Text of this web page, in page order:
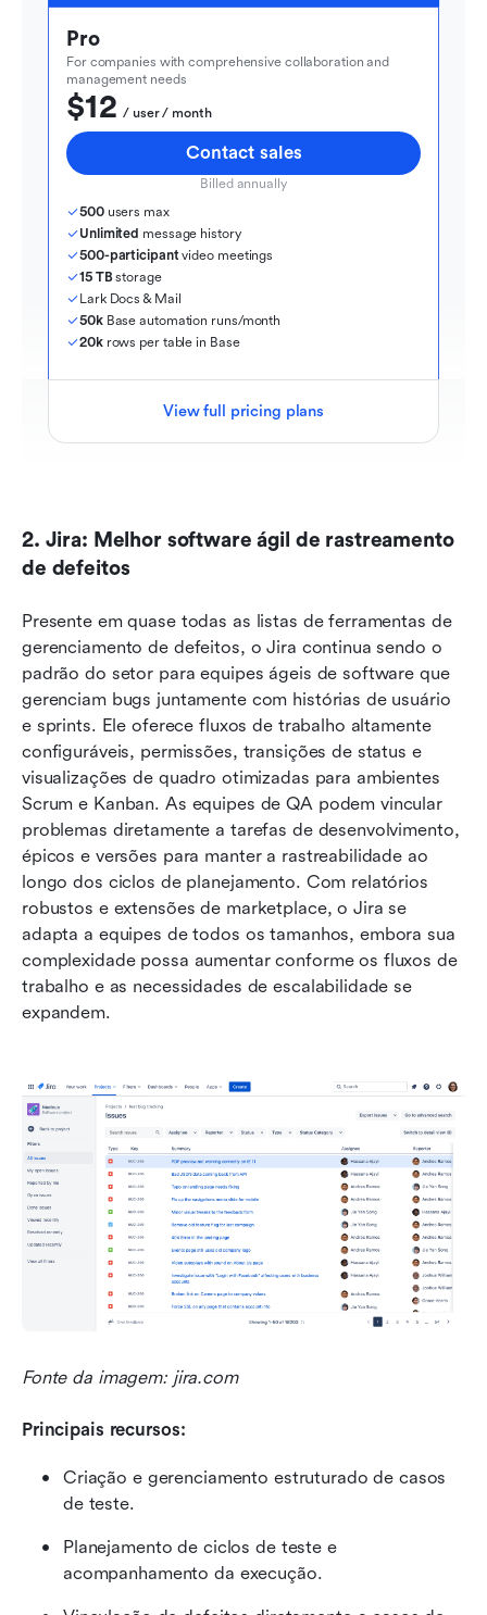
Pro
For companies with comprehensive collaboration and
management needs
$12
  / user / month
Contact sales
Billed annually
500 users max
Unlimited message history
500-participant video meetings
15 TB storage
Lark Docs & Mail
50k Base automation runs/month
20k rows per table in Base
View full pricing plans
2. Jira: Melhor software ágil de rastreamento
de defeitos
Presente em quase todas as listas de ferramentas de
gerenciamento de defeitos, o Jira continua sendo o
padrão do setor para equipes ágeis de software que
gerenciam bugs juntamente com histórias de usuário
e sprints. Ele oferece fluxos de trabalho altamente
configuráveis, permissões, transições de status e
visualizações de quadro otimizadas para ambientes
Scrum e Kanban. As equipes de QA podem vincular
problemas diretamente a tarefas de desenvolvimento,
épicos e versões para manter a rastreabilidade ao
longo dos ciclos de planejamento. Com relatórios
robustos e extensões de marketplace, o Jira se
adapta a equipes de todos os tamanhos, embora sua
complexidade possa aumentar conforme os fluxos de
trabalho e as necessidades de escalabilidade se
expandem.
Fonte da imagem: jira.com
Principais recursos:
Criação e gerenciamento estruturado de casos
de teste.
Planejamento de ciclos de teste e
acompanhamento da execução.